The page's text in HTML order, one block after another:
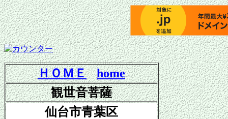
ＨＯＭＥ
home
観世音菩薩
仙台市青葉区